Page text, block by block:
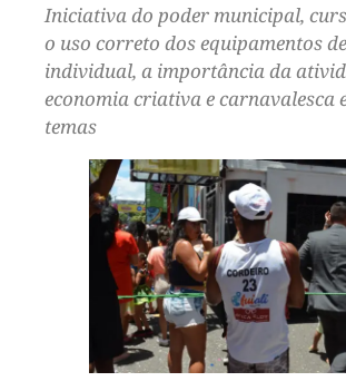
Iniciativa do poder municipal,
o uso correto dos equipamentos
individual, a importância da
economia criativa e carnavalesca
temas